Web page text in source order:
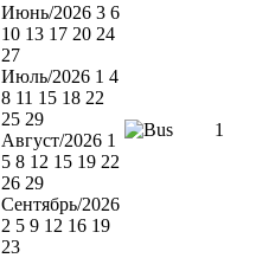
Июнь/2026 3 6
10 13 17 20 24
27
Июль/2026 1 4
8 11 15 18 22
25 29
Август/2026 1
5 8 12 15 19 22
26 29
Сентябрь/2026
2 5 9 12 16 19
23
1